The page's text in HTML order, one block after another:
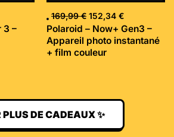
3 –
169,99€ 152,34 €
Polaroid – Now+ Gen3 –
Appareil photo instantané
+ film couleur
PLUS DE CADEAUX ✨